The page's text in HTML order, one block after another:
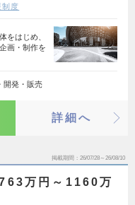
制度
をはじめ、
画・制作を
開発・販売
詳細へ
掲載期間 26/07/28～26/08/10
万円～1160万